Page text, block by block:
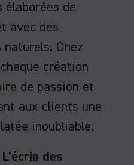
élaborées de
avec des
naturels. Chez
création
de passion et
aux clients une
inoubliable.
des